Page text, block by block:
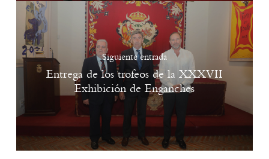
Siguiente entrada
Entrega de los trofeos de la XXXVII
Exhibición de Enganches